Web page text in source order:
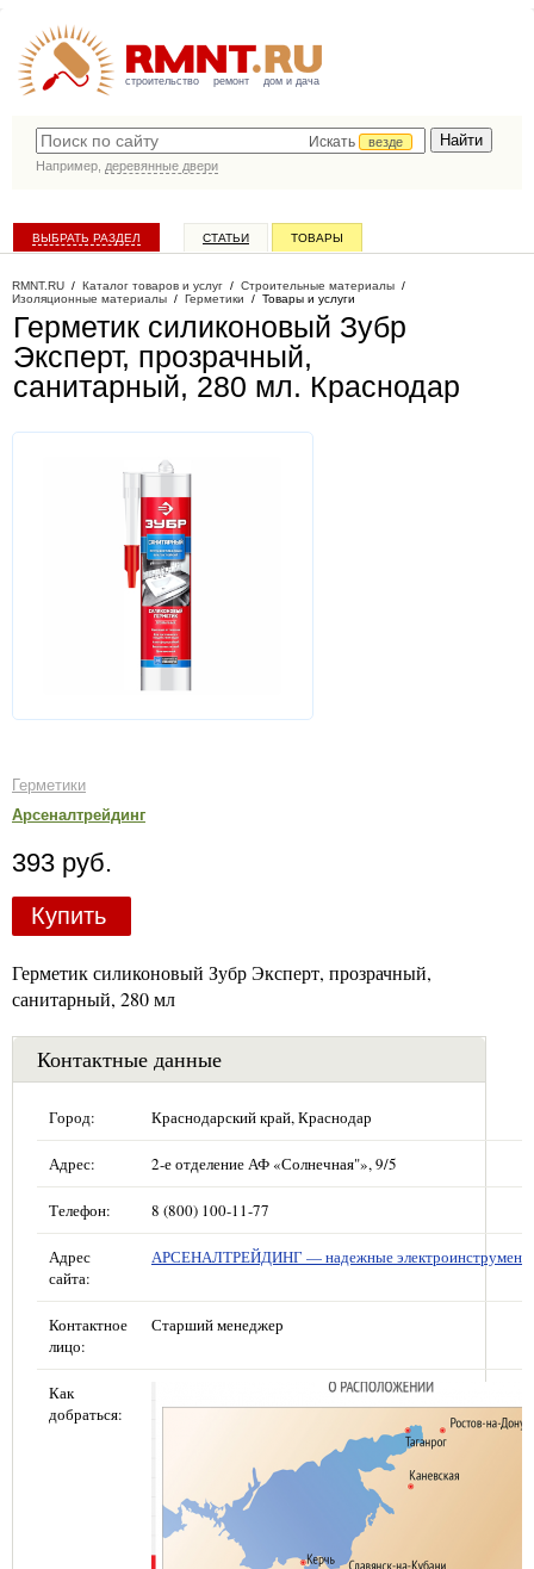
строительство ремонт дом и дача
Искать
везде
Например, деревянные двери
ВЫБРАТЬ РАЗДЕЛ СТАТЬИ ТОВАРЫ
RMNT.RU / Каталог товаров и услуг / Строительные материалы /
Изоляционные материалы / Герметики / Товары и услуги
Герметик силиконовый Зубр
Эксперт, прозрачный,
санитарный, 280 мл. Краснодар
Герметики
Арсеналтрейдинг
393 руб.
Купить
Герметик силиконовый Зубр Эксперт, прозрачный,
санитарный, 280 мл
Контактные данные
Город: Краснодарский край, Краснодар
Адрес: 2-е отделение АФ «Солнечная"», 9/5
Телефон: 8 (800) 100-11-77
Адрес
сайта:
АРСЕНАЛТРЕЙДИНГ — надежные
Контактное
лицо:
Старший менеджер
Как
добраться: